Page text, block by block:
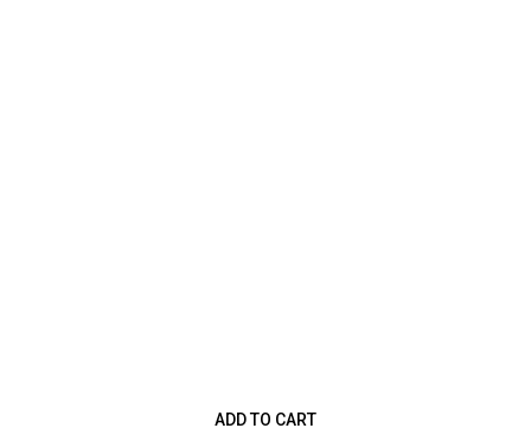
ADD TO CART